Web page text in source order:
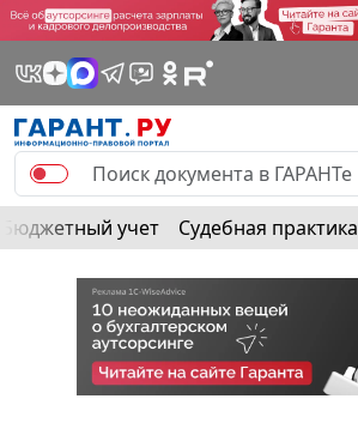
Бюджетный учет Судебная практика